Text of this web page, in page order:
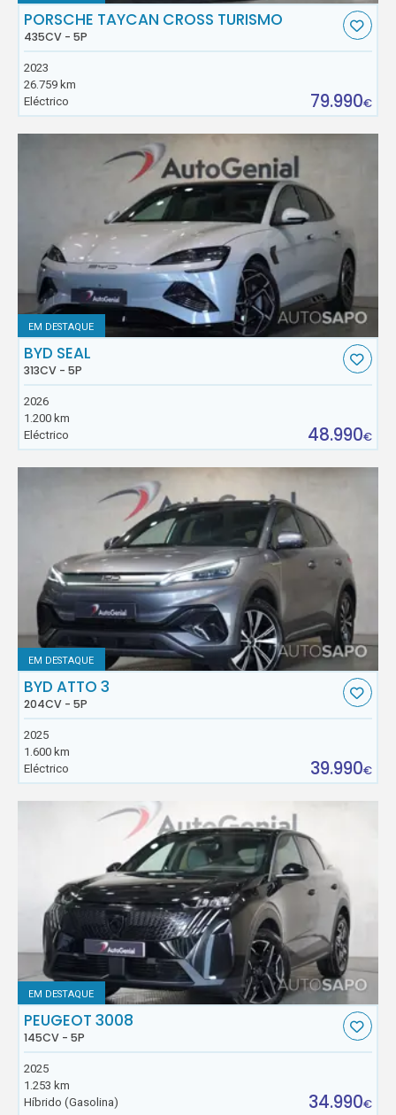
PORSCHE TAYCAN CROSS TURISMO
435CV - 5P
2023
26.759 km
Eléctrico
79.990€
EM DESTAQUE
BYD SEAL
313CV - 5P
2026
1.200 km
Eléctrico
48.990€
EM DESTAQUE
BYD ATTO 3
204CV - 5P
2025
1.600 km
Eléctrico
39.990€
EM DESTAQUE
PEUGEOT 3008
145CV - 5P
2025
1.253 km
Híbrido (Gasolina)
34.990€